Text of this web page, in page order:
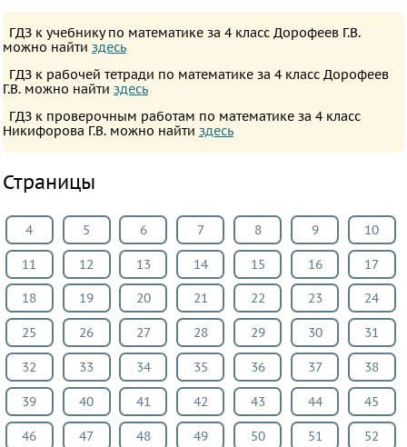
11
ПРЕДМЕТЫ
Все
Математика
язык
Русский
язык
Немецкий
язык
Белорусский
язык
Французский
язык
Информатика
Музыка
ГДЗ к учебнику по математике за 4 класс Дорофеев Г.В.
можно найти здесь
ГДЗ к рабочей тетради по математике за 4 класс Дорофеев
Г.В. можно найти здесь
ГДЗ к проверочным работам по математике за 4 класс
Никифорова Г.В. можно найти здесь
Страницы
4 5 6 7 8 9 10
11 12 13 14 15 16 17
18 19 20 21 22 23 24
25 26 27 28 29 30 31
32 33 34 35 36 37 38
39 40 41 42 43 44 45
46 47 48 49 50 51 52